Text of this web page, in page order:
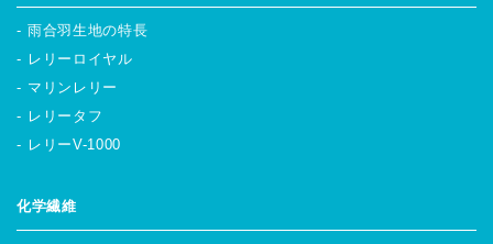
雨合羽生地の特長
レリーロイヤル
マリンレリー
レリータフ
レリーV-1000
化学繊維